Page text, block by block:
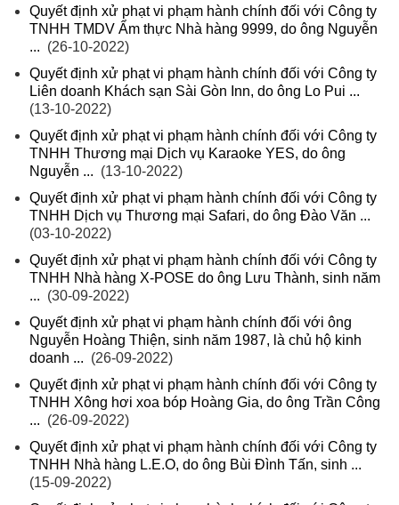
Quyết định xử phạt vi phạm hành chính đối với Công ty
TNHH TMDV Ẩm thực Nhà hàng 9999, do ông Nguyễn
... (26-10-2022)
Quyết định xử phạt vi phạm hành chính đối với Công ty
Liên doanh Khách sạn Sài Gòn Inn, do ông Lo Pui ...
(13-10-2022)
Quyết định xử phạt vi phạm hành chính đối với Công ty
TNHH Thương mại Dịch vụ Karaoke YES, do ông
Nguyễn ... (13-10-2022)
Quyết định xử phạt vi phạm hành chính đối với Công ty
TNHH Dịch vụ Thương mại Safari, do ông Đào Văn ...
(03-10-2022)
Quyết định xử phạt vi phạm hành chính đối với Công ty
TNHH Nhà hàng X-POSE do ông Lưu Thành, sinh năm
... (30-09-2022)
Quyết định xử phạt vi phạm hành chính đối với ông
Nguyễn Hoàng Thiện, sinh năm 1987, là chủ hộ kinh
doanh ... (26-09-2022)
Quyết định xử phạt vi phạm hành chính đối với Công ty
TNHH Xông hơi xoa bóp Hoàng Gia, do ông Trần Công
... (26-09-2022)
Quyết định xử phạt vi phạm hành chính đối với Công ty
TNHH Nhà hàng L.E.O, do ông Bùi Đình Tấn, sinh ...
(15-09-2022)